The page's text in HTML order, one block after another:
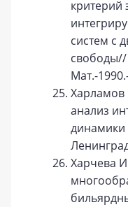
критерий
систем с
Мат.-
Харламов
анализ
динамики
Харчева